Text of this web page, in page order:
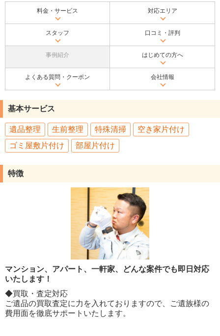
料金・サービス 対応エリア
スタッフ 口コミ・評判
事例紹介 はじめての方へ
よくある質問・クーポン 会社情報
基本サービス
遺品整理 生前整理 特殊清掃
空き家片付け
ゴミ屋敷片付け
部屋片付け
特徴
マンション、アパート、一軒家、どんな案件でも即日対応
いたします！
◆買取・査定対応
ご遺品の買取査定に力を入れておりますので、ご遺族様の
費用面を徹底サポートいたします。